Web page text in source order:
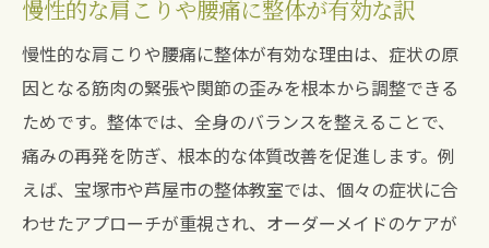
慢性的な肩こりや腰痛に整体が有効な訳
慢性的な肩こりや腰痛に整体が有効な理由は、症状の原
因となる筋肉の緊張や関節の歪みを根本から調整できる
ためです。整体では、全身のバランスを整えることで、
痛みの再発を防ぎ、根本的な体質改善を促進します。例
えば、宝塚市や芦屋市の整体教室では、個々の症状に合
わせたアプローチが重視され、オーダーメイドのケアが